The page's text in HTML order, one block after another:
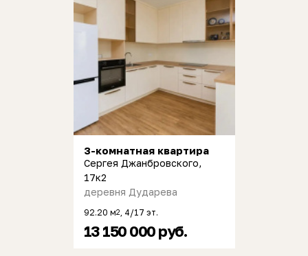
3-комнатная квартира
Сергея Джанбровского,
17к2
деревня Дударева
92.20 м2 , 4/17 эт.
13 150 000 руб.